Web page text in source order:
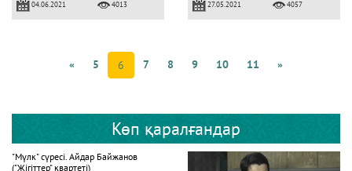
04.06.2021 4013 27.05.2021 4057
« 5 6 7 8 9 10 11 »
Көп қаралғандар
"Мүлк" сүресі. Айдар Байжанов
("Жігіттер" квартеті)